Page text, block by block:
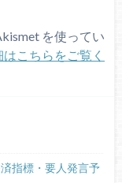
を使ってい
こちらをご覧く
指標・要人発言予